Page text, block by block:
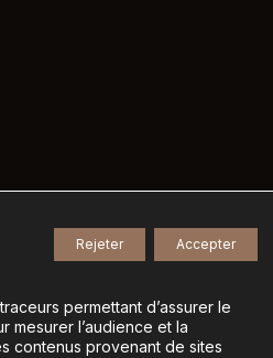
droits réservés -
Nantes B17-
permettant d’assurer le
mesurer l’audience et la
contenus provenant de sites
Accepter
Rejeter